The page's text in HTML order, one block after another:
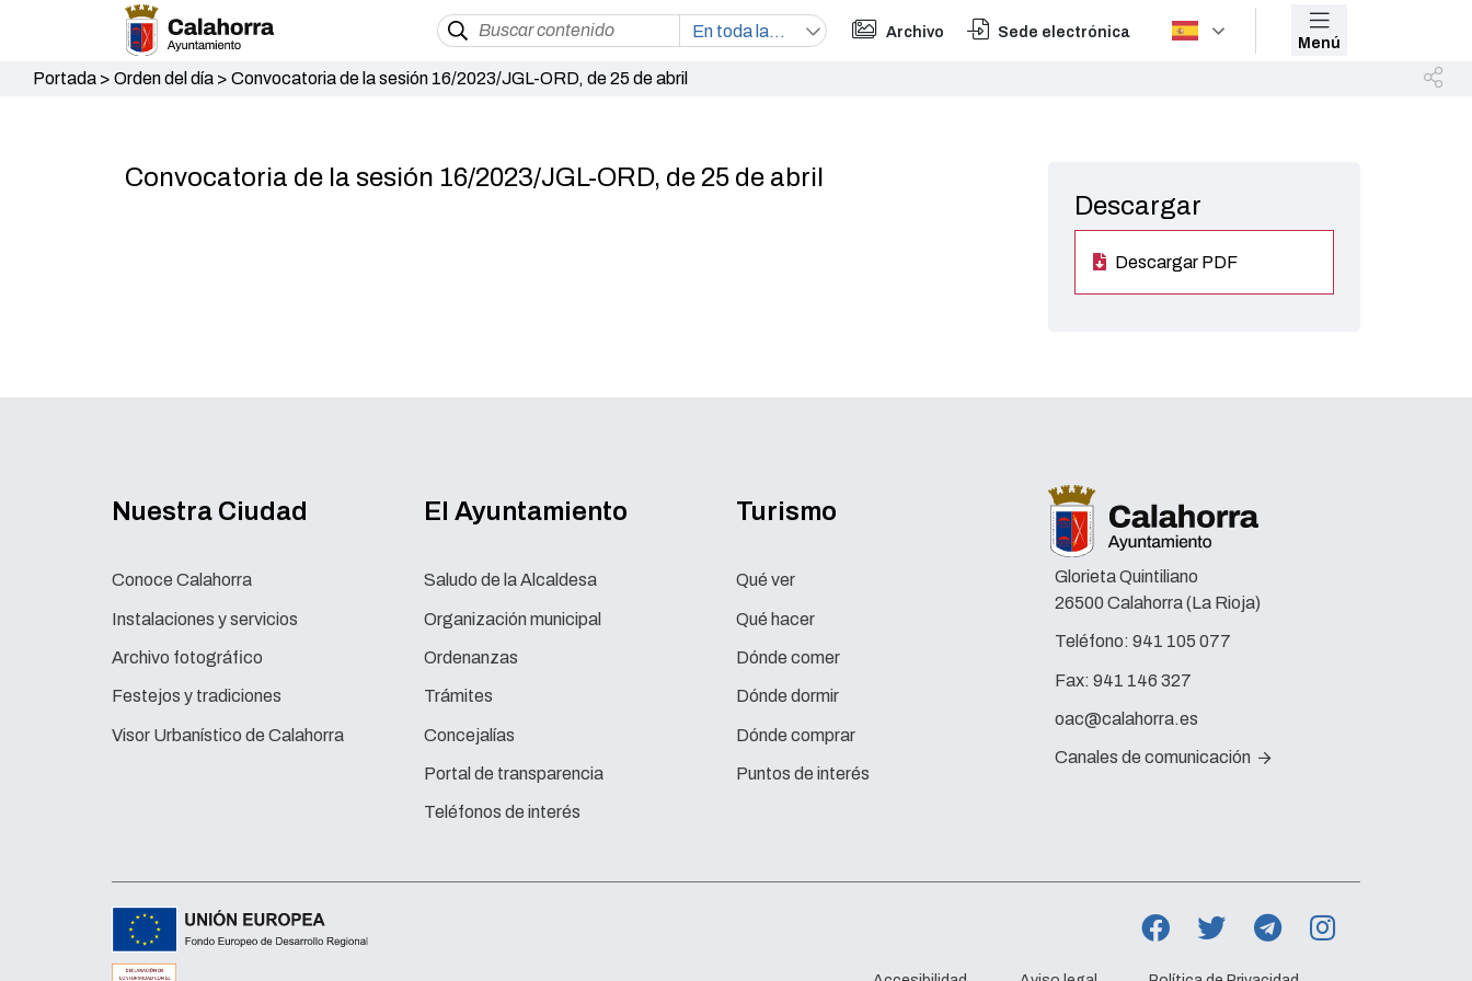
Archivo Sede electrónica
Menú
Portada> Orden del día> Convocatoria de la sesión 16/2023/JGL-ORD, de 25 de abril
Convocatoria de la sesión 16/2023/JGL-ORD, de 25 de abril
Descargar
Descargar PDF
Nuestra Ciudad
Conoce Calahorra
Instalaciones y servicios
Archivo fotográfico
Festejos y tradiciones
Visor Urbanístico de Calahorra
El Ayuntamiento
Saludo de la Alcaldesa
Organización municipal
Ordenanzas
Trámites
Concejalías
Portal de transparencia
Teléfonos de interés
Turismo
Qué ver
Qué hacer
Dónde comer
Dónde dormir
Dónde comprar
Puntos de interés
Glorieta Quintiliano
26500 Calahorra (La Rioja)
Teléfono: 941 105 077
Fax: 941 146 327
oac@calahorra.es
Canales de comunicación